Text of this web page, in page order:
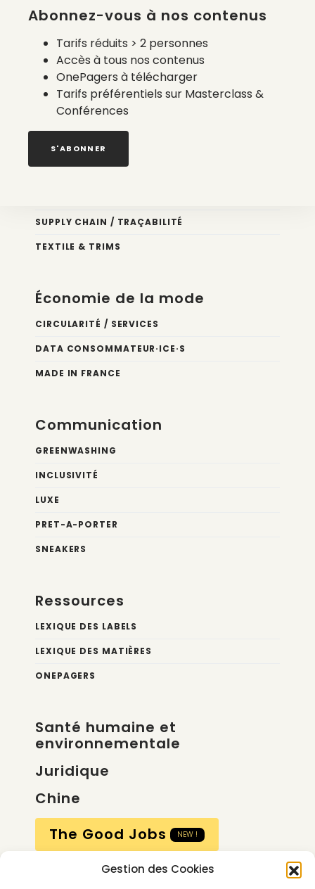
Gestion des Cookies
Nos newsletters
Éco conception
SUPPLY CHAIN / TRAÇABILITÉ
TEXTILE & TRIMS
Économie de la mode
CIRCULARITÉ / SERVICES
DATA CONSOMMATEUR·ICE·S
MADE IN FRANCE
Communication
GREENWASHING
INCLUSIVITÉ
LUXE
PRET-A-PORTER
SNEAKERS
Ressources
LEXIQUE DES LABELS
LEXIQUE DES MATIÈRES
ONEPAGERS
Santé humaine et
environnementale
Juridique
Chine
The Good Jobs
NEW !
Abonnez-vous à nos contenus
Tarifs réduits > 2 personnes
Accès à tous nos contenus
OnePagers à télécharger
Tarifs préférentiels sur Masterclass &
Conférences
S'ABONNER